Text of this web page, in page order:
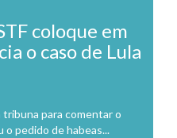
coloque em
o caso de Lula
para comentar o
o pedido de habeas...